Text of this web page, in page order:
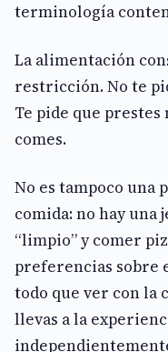
terminología
La alimentación
restricción. No te
Te pide que prestes
comes.
No es tampoco una
comida: no hay
“limpio” y comer
preferencias sobre
todo que ver con la
llevas a la